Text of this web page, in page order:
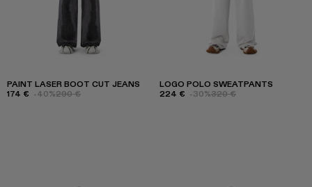
PAINT LASER BOOT CUT JEANS
174 € -40%290 €
LOGO POLO SWEATPANTS
224 € -30%320 €